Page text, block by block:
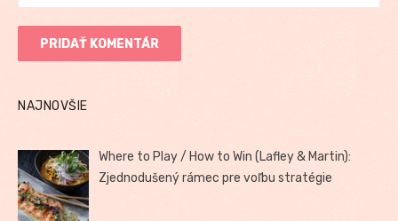
NAJNOVŠIE
Where to Play / How to Win (Lafley & Martin):
Zjednodušený rámec pre voľbu stratégie